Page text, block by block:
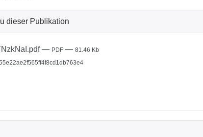
dieser Publikation
— PDF — 81.46 Kb